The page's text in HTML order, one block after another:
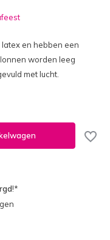
en hebben een
worden leeg
met lucht.
!*